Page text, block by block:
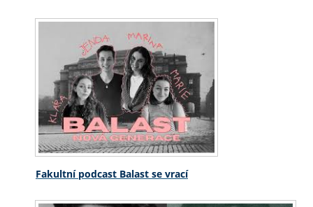
Fakultní podcast Balast se vrací